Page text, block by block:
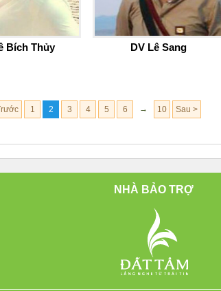
Bích Thủy DV Lê Sang
1 2 3 4 5 6 → 10 Sau >
NHÀ BẢO TRỢ